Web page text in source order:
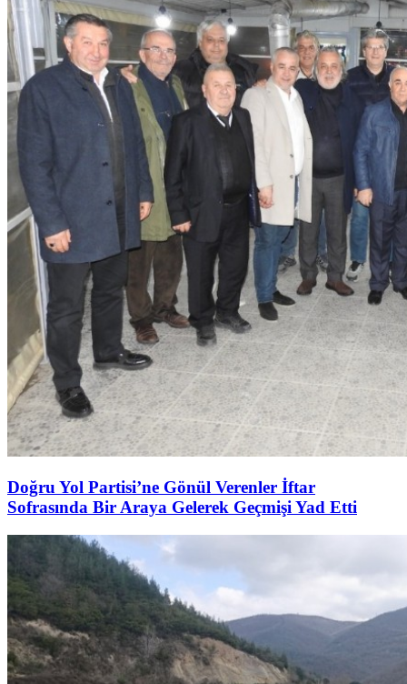
Doğru Yol Partisi’ne Gönül Verenler İftar
Sofrasında Bir Araya Gelerek Geçmişi Yad Etti